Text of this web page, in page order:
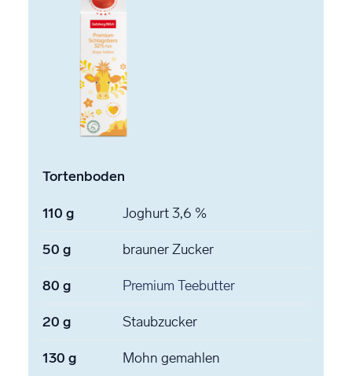
Tortenboden
110 g Joghurt3,6 %
50 g brauner Zucker
80 g Premium Teebutter
20 g Staubzucker
130 g Mohn gemahlen